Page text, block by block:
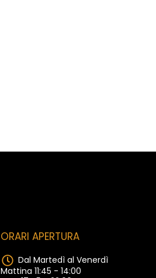
ORARI APERTURA
Dal Martedì al Venerdì
Mattina 11:45 - 14:00